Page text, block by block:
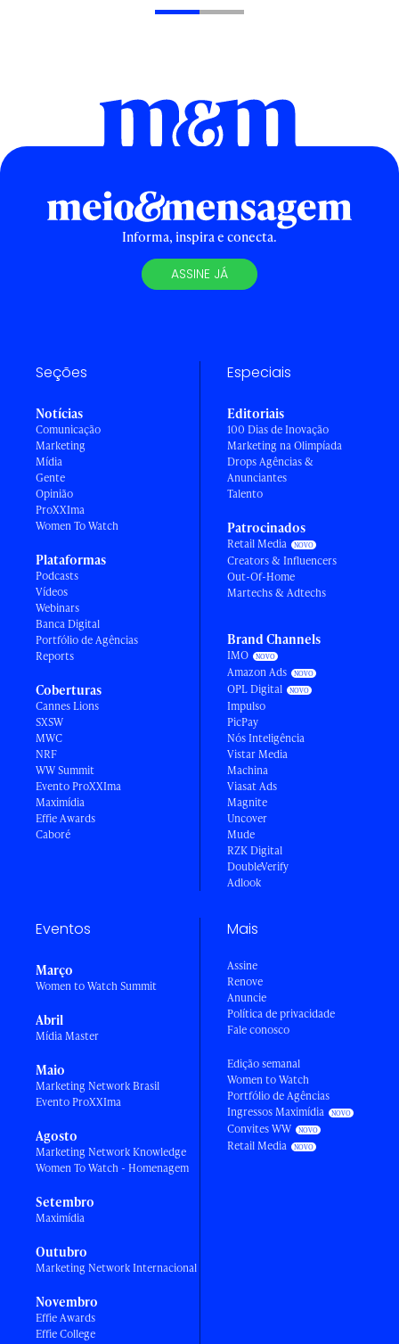
Informa, inspira e conecta.
ASSINE JÁ
Seções
Notícias
Comunicação
Marketing
Mídia
Gente
Opinião
ProXXIma
Women To Watch
Plataformas
Podcasts
Vídeos
Webinars
Banca Digital
Portfólio de Agências
Reports
Coberturas
Cannes Lions
SXSW
MWC
NRF
WW Summit
Evento ProXXIma
Maximídia
Effie Awards
Caboré
Especiais
Editoriais
100 Dias de Inovação
Marketing na Olimpíada
Drops Agências &
Anunciantes
Talento
Patrocinados
Retail Media
Creators & Influencers
Out-Of-Home
Martechs & Adtechs
Brand Channels
IMO
Amazon Ads
OPL Digital
Impulso
PicPay
Nós Inteligência
Vistar Media
Machina
Viasat Ads
Magnite
Uncover
Mude
RZK Digital
DoubleVerify
Adlook
Eventos
Março
Women to Watch Summit
Abril
Mídia Master
Maio
Marketing Network Brasil
Evento ProXXIma
Agosto
Marketing Network Knowledge
Women To Watch - Homenagem
Setembro
Maximídia
Outubro
Marketing Network Internacional
Novembro
Effie Awards
Effie College
Mais
Assine
Renove
Anuncie
Política de privacidade
Fale conosco
Edição semanal
Women to Watch
Portfólio de Agências
Ingressos Maximídia
Convites WW
Retail Media